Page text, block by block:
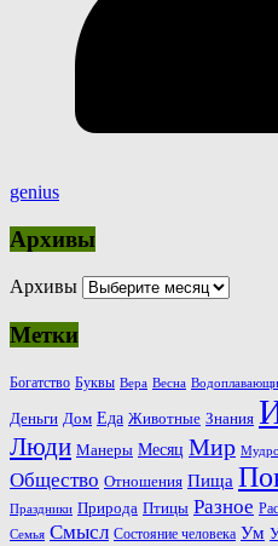
genius
Архивы
Архивы
Метки
Богатство Буквы Вера Весна
Деньги Дом Еда Животные Знания
Люди Манеры Месяц Мир
Общество Отношения Пища
Праздники Природа Птицы Разное
Семья Смысл Состояние человека Ум